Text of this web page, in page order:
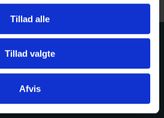
Tillad alle
Tillad valgte
Afvis